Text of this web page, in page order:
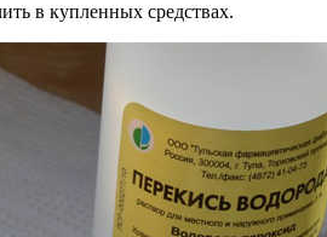
в купленных средствах.